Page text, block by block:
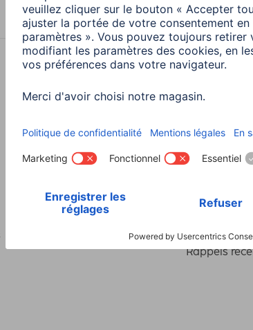
Choisissez un
Confidentialité et Securité Conditions de
Rappels